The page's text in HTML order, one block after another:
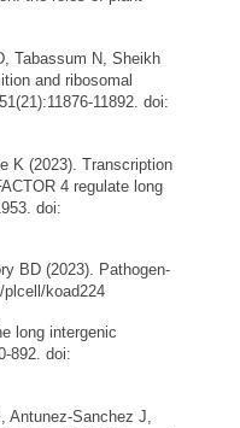
Tabassum N, Sheikh
and ribosomal
11892. doi:
(2023). Transcription
4 regulate long
doi:
BD (2023). Pathogen-
koad224
long intergenic
892. doi:
Sanchez J,